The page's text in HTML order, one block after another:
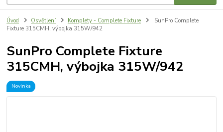
Úvod Osvětlení Komplety - Complete Fixture
SunPro Complete
Fixture 315CMH, výbojka 315W/942
SunPro Complete Fixture
315CMH, výbojka 315W/942
Novinka